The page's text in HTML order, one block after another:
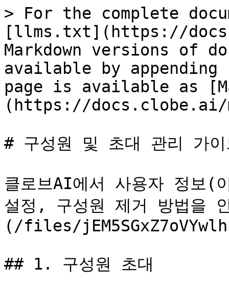
> For the complete
[llms.txt](https://
Markdown versions of
available by
page is available as
(https://docs.clobe.ai/
# 구성원 및 초대 관리 가이
클로브AI에서 사용자 정보
설정, 구성원 제거 방법을
(/files/
## 1. 구성원 초대